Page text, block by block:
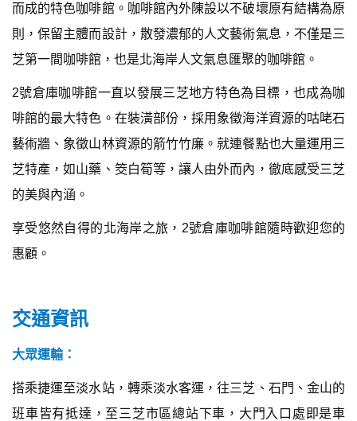
而成的特色咖啡館。咖啡館內外陳設以不破壞原有結構為原
則，保留主體而設計，散發濃郁的人文藝術氣息，不僅是三
芝第一間咖啡館，也是北海岸人文氣息匯聚的咖啡館。
2號倉庫咖啡館一直以發展三芝地方特色為目標，也成為咖
啡館的最大特色。在裝潢部份，採用象徵海洋資源的咕咾石
藝術牆、象徵山林資源的箭竹竹廉。就連餐點也大量運用三
芝特產，如山藥、筊白筍等，讓人由外而內，徹底感受三芝
的美與內涵。
享受悠然自得的北海岸之旅，2號倉庫咖啡館隨時歡迎您的
惠顧。
交通資訊
大眾運輸：
搭乘捷運至淡水站，轉乘淡水客運，往三芝、石門、金山的
班車皆有抵達，至三芝市區總站下車，大門入口處即是車